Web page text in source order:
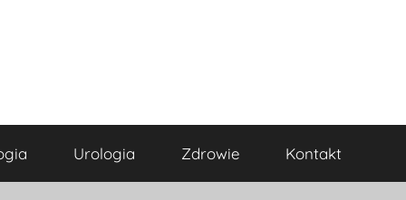
Urologia Zdrowie Kontakt